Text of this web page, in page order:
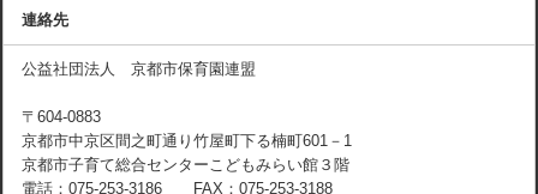
連絡先
公益社団法人 京都市保育園連盟
〒604-0883
京都市中京区間之町通り竹屋町下る楠町601－1
京都市子育て総合センターこどもみらい館３階
電話：075-253-3186 FAX：075-253-3188